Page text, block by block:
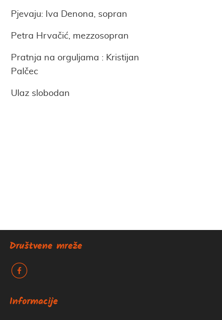
Pjevaju: Iva Denona, sopran
Petra Hrvačić, mezzosopran
Pratnja na orguljama : Kristijan
Palčec
Ulaz slobodan
Društvene mreže
k
Informacije